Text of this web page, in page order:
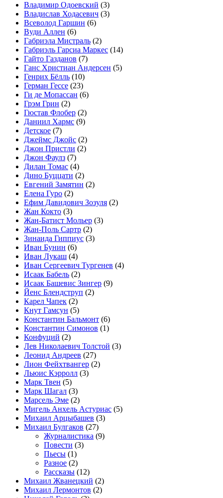
Владимир Одоевский (3)
Владислав Ходасевич (3)
Всеволод Гаршин (6)
Вуди Аллен (6)
Габриэла Мистраль (2)
Габриэль Гарсиа Маркес (14)
Гайто Газданов (7)
Ганс Христиан Андерсен (5)
Генрих Бёлль (10)
Герман Гессе (23)
Ги де Мопассан (6)
Грэм Грин (2)
Гюстав Флобер (2)
Даниил Хармс (9)
Детское (7)
Джеймс Джойс (2)
Джон Пристли (2)
Джон Фаулз (7)
Дилан Томас (4)
Дино Буццати (2)
Евгений Замятин (2)
Елена Гуро (2)
Ефим Давидович Зозуля (2)
Жан Кокто (3)
Жан-Батист Мольер (3)
Жан-Поль Сартр (2)
Зинаида Гиппиус (3)
Иван Бунин (6)
Иван Лукаш (4)
Иван Сергеевич Тургенев (4)
Исаак Бабель (2)
Исаак Башевис Зингер (9)
Йенс Блендструп (2)
Карел Чапек (2)
Кнут Гамсун (5)
Константин Бальмонт (6)
Константин Симонов (1)
Конфуций (2)
Лев Николаевич Толстой (3)
Леонид Андреев (27)
Лион Фейхтвангер (2)
Льюис Кэрролл (3)
Марк Твен (5)
Марк Шагал (3)
Марсель Эме (2)
Мигель Анхель Астуриас (5)
Михаил Арцыбашев (3)
Михаил Булгаков (27)
Журналистика (9)
Повести (3)
Пьесы (1)
Разное (2)
Рассказы (12)
Михаил Жванецкий (2)
Михаил Лермонтов (2)